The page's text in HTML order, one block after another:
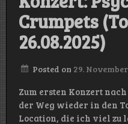
Crumpets
26.08.2025)
Posted on 29.
Zum ersten Konzert
der Weg wieder in den
Location, die ich viel zu